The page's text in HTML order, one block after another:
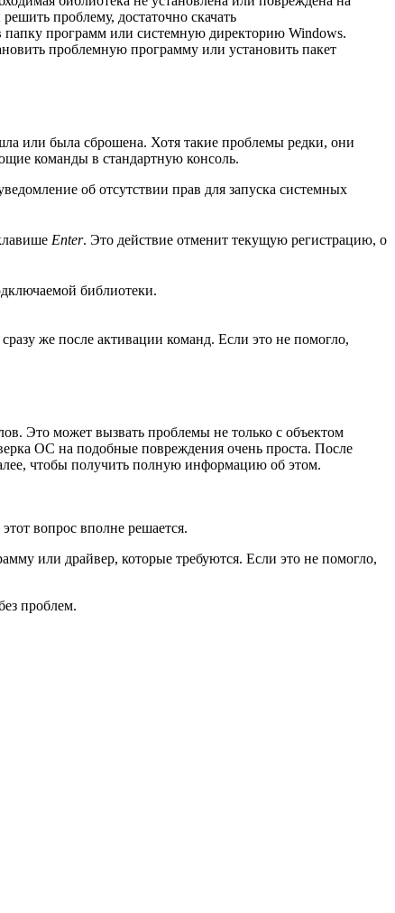
проблему, достаточно скачать
папку программ или системную директорию Windows.
проблемную программу или установить пакет
или была сброшена. Хотя такие проблемы редки, они
команды в стандартную консоль.
об отсутствии прав для запуска системных
Enter. Это действие отменит текущую регистрацию, о
библиотеки.
же после активации команд. Если это не помогло,
Это может вызвать проблемы не только с объектом
ОС на подобные повреждения очень проста. После
чтобы получить полную информацию об этом.
вопрос вполне решается.
или драйвер, которые требуются. Если это не помогло,
проблем.